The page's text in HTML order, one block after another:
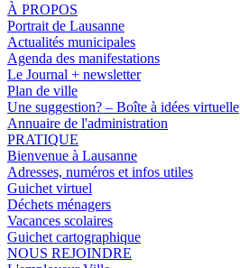
À PROPOS
Portrait de Lausanne
Actualités municipales
Agenda des manifestations
Le Journal + newsletter
Plan de ville
Une suggestion? – Boîte à idées virtuelle
Annuaire de l'administration
PRATIQUE
Bienvenue à Lausanne
Adresses, numéros et infos utiles
Guichet virtuel
Déchets ménagers
Vacances scolaires
Guichet cartographique
NOUS REJOINDRE